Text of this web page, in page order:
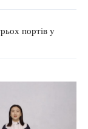
портів у